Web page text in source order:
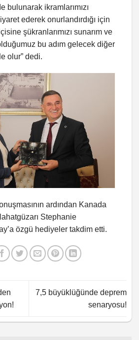
bulunarak ikramlarımızı
ederek onurlandırdığı için
şükranlarımızı sunarım ve
bu adım gelecek diğer
olur” dedi.
ardından Kanada
Stephanie
özgü hediyeler takdim etti.
7,5 büyüklüğünde deprem
senaryosu!